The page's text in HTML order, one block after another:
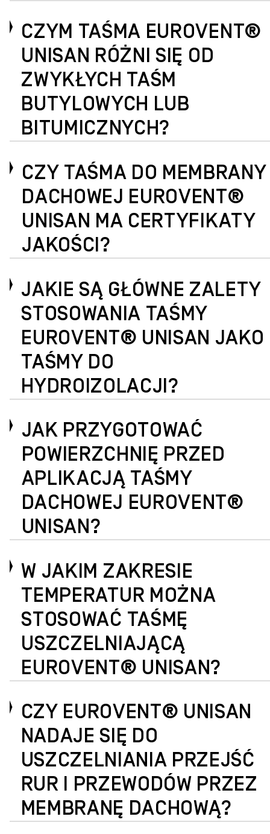
CZYM TAŚMA EUROVENT®
UNISAN RÓŻNI SIĘ OD
ZWYKŁYCH TAŚM
BUTYLOWYCH LUB
BITUMICZNYCH?
CZY TAŚMA DO MEMBRANY
DACHOWEJ EUROVENT®
UNISAN MA CERTYFIKATY
JAKOŚCI?
JAKIE SĄ GŁÓWNE ZALETY
STOSOWANIA TAŚMY
EUROVENT® UNISAN JAKO
TAŚMY DO
HYDROIZOLACJI?
JAK PRZYGOTOWAĆ
POWIERZCHNIĘ PRZED
APLIKACJĄ TAŚMY
DACHOWEJ EUROVENT®
UNISAN?
W JAKIM ZAKRESIE
TEMPERATUR MOŻNA
STOSOWAĆ TAŚMĘ
USZCZELNIAJĄCĄ
EUROVENT® UNISAN?
CZY EUROVENT® UNISAN
NADAJE SIĘ DO
USZCZELNIANIA PRZEJŚĆ
RUR I PRZEWODÓW PRZEZ
MEMBRANĘ DACHOWĄ?